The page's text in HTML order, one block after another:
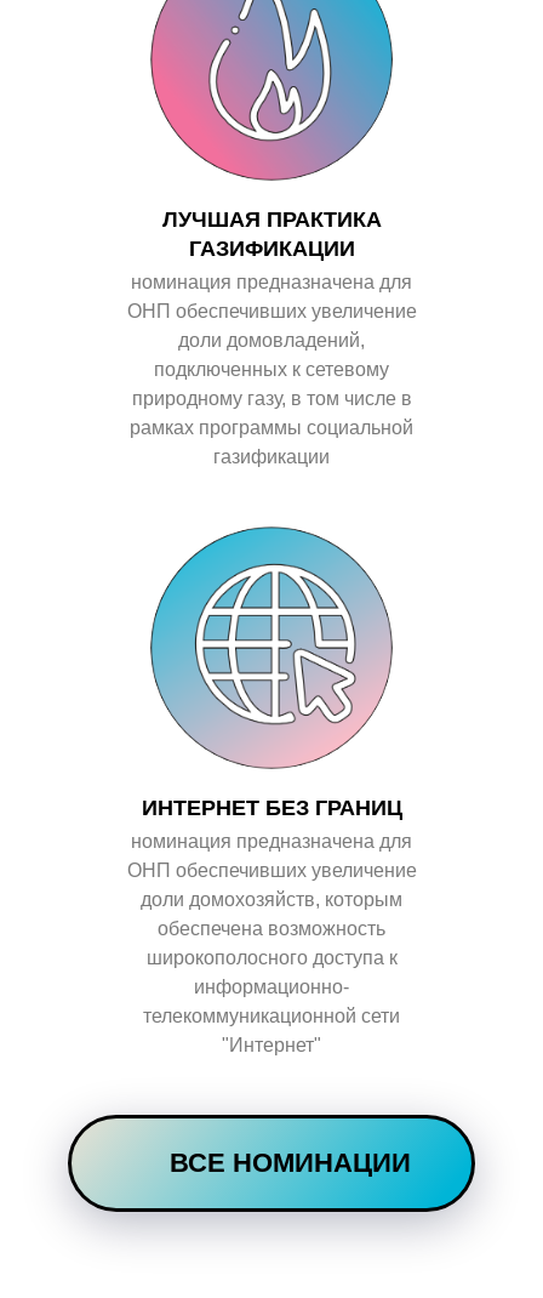
ЛУЧШАЯ ПРАКТИКА
ГАЗИФИКАЦИИ
номинация предназначена для
ОНП обеспечивших увеличение
доли домовладений,
подключенных к сетевому
природному газу, в том числе в
рамках программы социальной
газификации
ИНТЕРНЕТ БЕЗ ГРАНИЦ
номинация предназначена для
ОНП обеспечивших увеличение
доли домохозяйств, которым
обеспечена возможность
широкополосного доступа к
информационно-
телекоммуникационной сети
"Интернет"
ВСЕ НОМИНАЦИИ